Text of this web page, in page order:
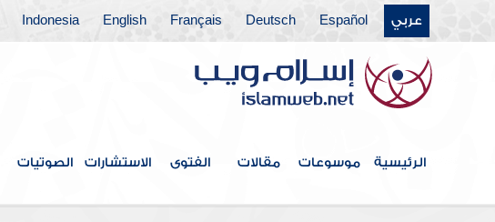
عربي Español
Deutsch
Français
English
Indonesia
الرئيسية موسوعات مقالات الفتوى الاستشارات الصوتيات